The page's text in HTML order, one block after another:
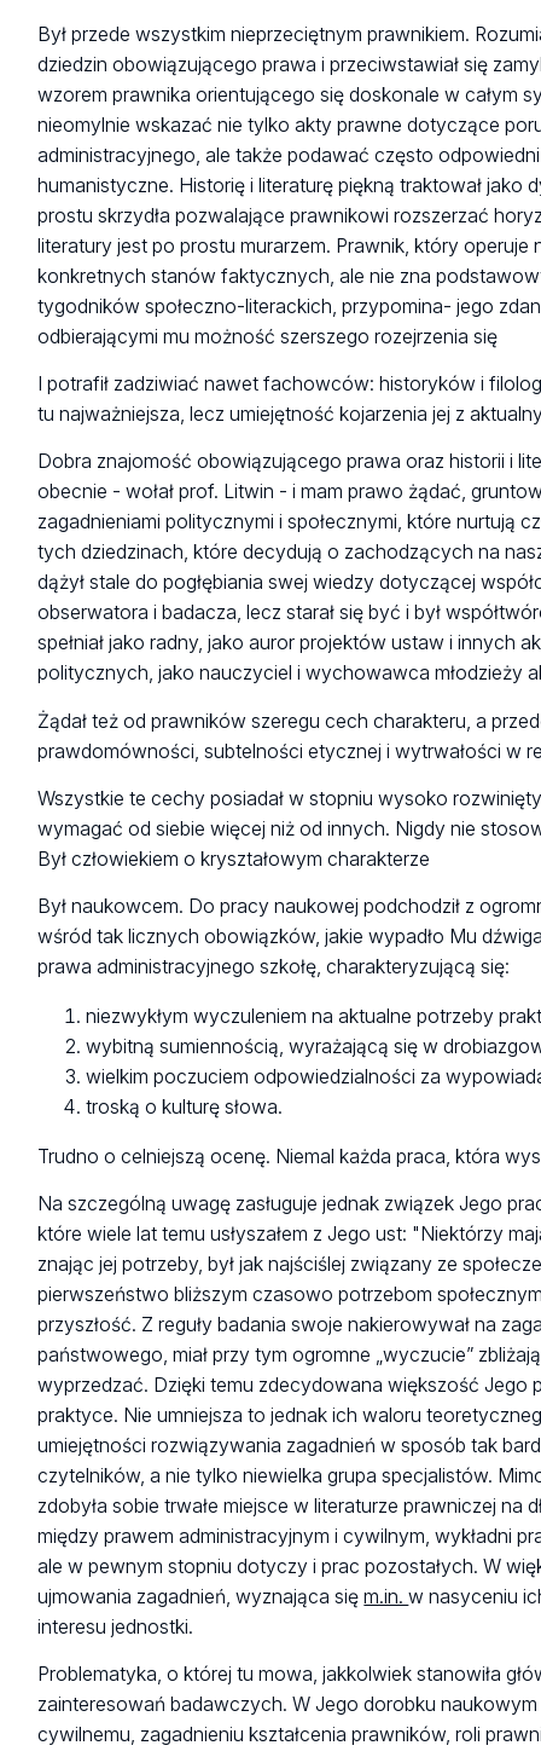
Był przede wszystkim nieprzeciętnym prawnikiem.
dziedzin obowiązującego prawa i przeciwstawiał się
wzorem prawnika orientującego się doskonale w całym
nieomylnie wskazać nie tylko akty prawne dotyczące
administracyjnego, ale także podawać często
humanistyczne. Historię i literaturę piękną traktował
prostu skrzydła pozwalające prawnikowi rozszerzać
literatury jest po prostu murarzem. Prawnik, który
konkretnych stanów faktycznych, ale nie zna
tygodników społeczno-literackich, przypomina- jego
odbierającymi mu możność szerszego rozejrzenia się
I potrafił zadziwiać nawet fachowców: historyków i
tu najważniejsza, lecz umiejętność kojarzenia jej z
Dobra znajomość obowiązującego prawa oraz historii i
obecnie - wołał prof. Litwin - i mam prawo żądać,
zagadnieniami politycznymi i społecznymi, które nurtują
tych dziedzinach, które decydują o zachodzących na
dążył stale do pogłębiania swej wiedzy dotyczącej
obserwatora i badacza, lecz starał się być i był
spełniał jako radny, jako auror projektów ustaw i innych
politycznych, jako nauczyciel i wychowawca młodzieży
Żądał też od prawników szeregu cech charakteru, a
prawdomówności, subtelności etycznej i wytrwałości w
Wszystkie te cechy posiadał w stopniu wysoko
wymagać od siebie więcej niż od innych. Nigdy nie
Był człowiekiem o kryształowym charakterze
Był naukowcem. Do pracy naukowej podchodził z
wśród tak licznych obowiązków, jakie wypadło Mu
prawa administracyjnego szkołę, charakteryzującą się:
niezwykłym wyczuleniem na aktualne potrzeby
wybitną sumiennością, wyrażającą się w
wielkim poczuciem odpowiedzialności za
troską o kulturę słowa.
Trudno o celniejszą ocenę. Niemal każda praca, która
Na szczególną uwagę zasługuje jednak związek Jego
które wiele lat temu usłyszałem z Jego ust: "Niektórzy
znając jej potrzeby, był jak najściślej związany ze
pierwszeństwo bliższym czasowo potrzebom
przyszłość. Z reguły badania swoje nakierowywał na
państwowego, miał przy tym ogromne „wyczucie”
wyprzedzać. Dzięki temu zdecydowana większość Jego
praktyce. Nie umniejsza to jednak ich waloru
umiejętności rozwiązywania zagadnień w sposób tak
czytelników, a nie tylko niewielka grupa specjalistów.
zdobyła sobie trwałe miejsce w literaturze prawniczej
między prawem administracyjnym i cywilnym, wykładni
ale w pewnym stopniu dotyczy i prac pozostałych. W
ujmowania zagadnień, wyznająca sięm.in.w nasyceniu
interesu jednostki.
Problematyka, o której tu mowa, jakkolwiek stanowiła
zainteresowań badawczych. W Jego dorobku
cywilnemu, zagadnieniu kształcenia prawników, roli